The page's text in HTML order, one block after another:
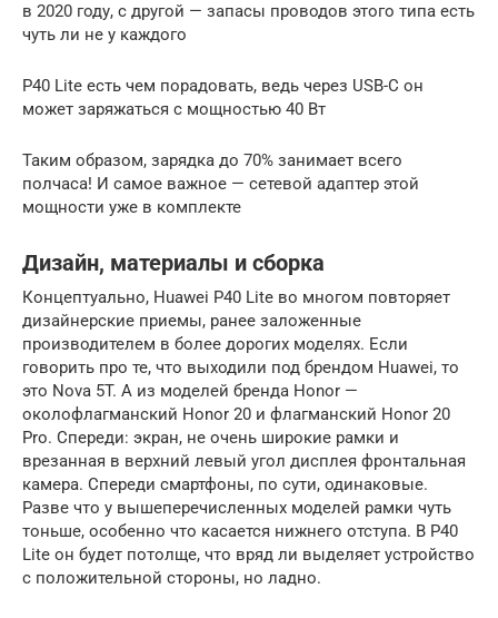
в 2020 году, с другой — запасы проводов этого типа есть
чуть ли не у каждого
P40 Lite есть чем порадовать, ведь через USB-C он
может заряжаться с мощностью 40 Вт
Таким образом, зарядка до 70% занимает всего
полчаса! И самое важное — сетевой адаптер этой
мощности уже в комплекте
Дизайн, материалы и сборка
Концептуально, Huawei P40 Lite во многом повторяет
дизайнерские приемы, ранее заложенные
производителем в более дорогих моделях. Если
говорить про те, что выходили под брендом Huawei, то
это Nova 5T. А из моделей бренда Honor —
околофлагманский Honor 20 и флагманский Honor 20
Pro. Спереди: экран, не очень широкие рамки и
врезанная в верхний левый угол дисплея фронтальная
камера. Спереди смартфоны, по сути, одинаковые.
Разве что у вышеперечисленных моделей рамки чуть
тоньше, особенно что касается нижнего отступа. В P40
Lite он будет потолще, что вряд ли выделяет устройство
с положительной стороны, но ладно.